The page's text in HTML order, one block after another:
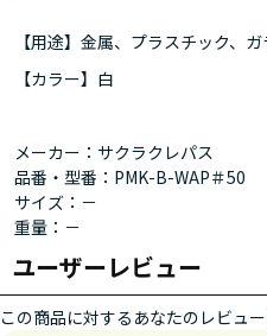
【用途】金属、プラスチック、
【カラー】白
メーカー：サクラクレパス
品番・型番：PMK-B-WAP＃50
サイズ：－
重量：－
ユーザーレビュー
この商品に対するあなたのレビュ